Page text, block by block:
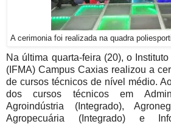
A cerimonia foi realizada na quadra
Na última quarta-feira (20), o
(IFMA) Campus Caxias realizou a
de cursos técnicos de nível médio.
dos cursos técnicos em
Agroindústria (Integrado),
Agropecuária (Integrado) e